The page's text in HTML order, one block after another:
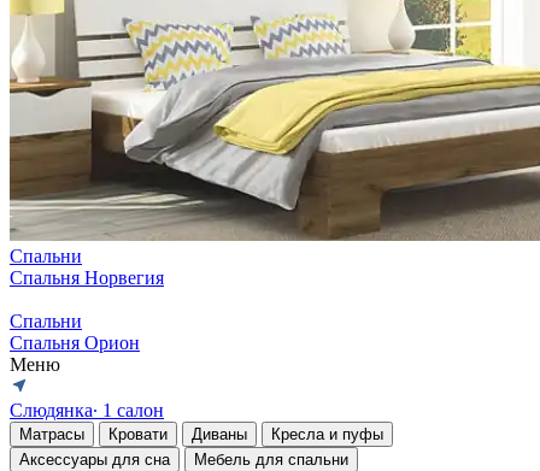
Спальни
Спальня Норвегия
Спальни
Спальня Орион
Меню
Слюдянка∙ 1 салон
Матрасы Кровати Диваны
Кресла и пуфы
Аксессуары для сна
Мебель для спальни